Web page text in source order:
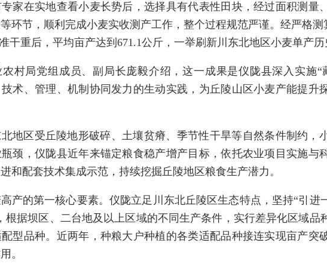
家在实地查看小麦长势后，选择具有代表性田块，经过面积测量
环节，顺利完成小麦实收测产工作，整个过程规范严谨。经严格测
干重后，平均亩产达到671.1公斤，一举刷新川东北地区小麦单产历
村局党组成员、副局长庞毅介绍，这一成果是仪陇县深入实施“
术、管理、机制协同发力的生动实践，为丘陵山区小麦产能提升
地区受丘陵地形破碎、土壤贫瘠、季节性干旱等自然条件制约，
颈，仪陇县近年来锚定粮食稳产增产目标，依托农业项目实施与
和配套技术集成示范，持续挖掘丘陵地区粮食生产潜力。
产的第一核心要素。仪陇立足川东北丘陵区生态特点，坚持“引进
根据坝区、二台地及以上区域的不同生产条件，实行差异化区域品
型品种。近两年，种粮大户种植的各类适配品种接连实现亩产突
。